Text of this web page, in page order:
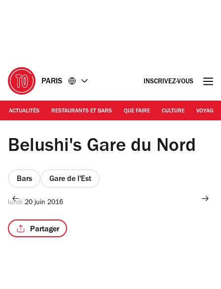
PARIS INSCRIVEZ-VOUS
ACTUALITÉS RESTAURANTS ET BARS QUE FAIRE CULTURE VOYAGE
Belushi's Gare du Nord
Bars Gare de l'Est
lundi 20 juin 2016
Partager